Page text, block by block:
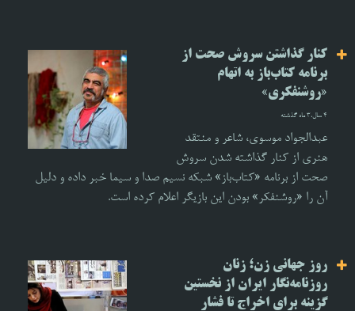
کنار گذاشتن سروش صحت از
برنامه کتاب‌باز به اتهام
«روشنفکری»
4 سال،3 ماه گذشته
عبدالجواد موسوی، شاعر و منتقد
هنری از کنار گذاشته شدن سروش
صحت از برنامه «کتاب‌باز» شبکه نسیم صدا و سیما خبر داده و دلیل
آن را «روشنفکر» بودن این بازیگر اعلام کرده است.
روز جهانی زن؛ زنان
روزنامه‌نگار ایران از نخستین
گزینه برای اخراج تا فشار